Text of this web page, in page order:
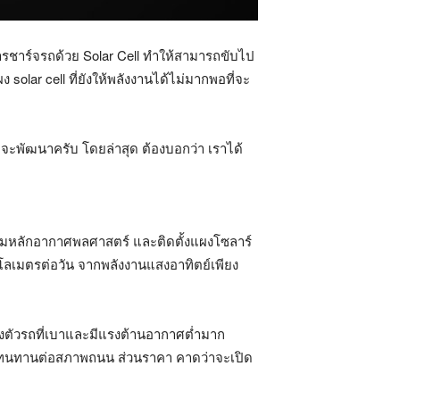
าร์จรถด้วย Solar Cell ทำให้สามารถขับไป
cell ที่ยังให้พลังงานได้ไม่มากพอที่จะ
ะพัฒนาครับ โดยล่าสุด ต้องบอกว่า เราได้
ลักอากาศพลศาสตร์ และติดตั้งแผงโซลาร์
เมตรต่อวัน จากพลังงานแสงอาทิตย์เพียง
วรถที่เบาและมีแรงต้านอากาศต่ำมาก
ทานต่อสภาพถนน ส่วนราคา คาดว่าจะเปิด